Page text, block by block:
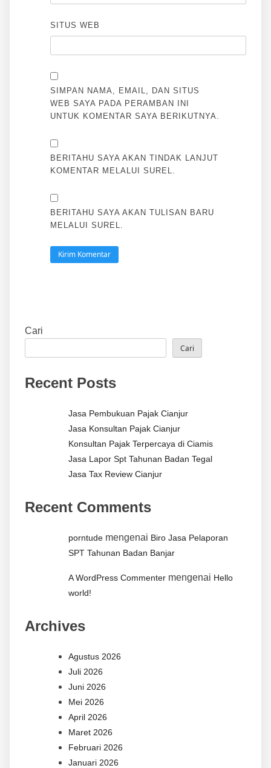
SITUS WEB
SIMPAN NAMA, EMAIL, DAN SITUS
WEB SAYA PADA PERAMBAN INI
UNTUK KOMENTAR SAYA BERIKUTNYA.
BERITAHU SAYA AKAN TINDAK LANJUT
KOMENTAR MELALUI SUREL.
BERITAHU SAYA AKAN TULISAN BARU
MELALUI SUREL.
Cari
Cari
Recent Posts
Jasa Pembukuan Pajak Cianjur
Jasa Konsultan Pajak Cianjur
Konsultan Pajak Terpercaya di Ciamis
Jasa Lapor Spt Tahunan Badan Tegal
Jasa Tax Review Cianjur
Recent Comments
porntude mengenai Biro Jasa Pelaporan
SPT Tahunan Badan Banjar
A WordPress Commenter mengenai Hello
world!
Archives
Agustus 2026
Juli 2026
Juni 2026
Mei 2026
April 2026
Maret 2026
Februari 2026
Januari 2026